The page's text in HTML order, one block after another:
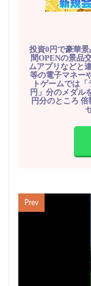
投資0円で豪華
間OPENの景品
ムアプリなどと
等の電子マネー
トゲームでは
円」分のメダル
円分のところ
Prev